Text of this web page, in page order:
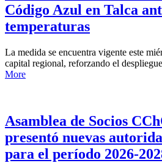
Código Azul en Talca
temperaturas
La medida se encuentra vigente este
capital regional, reforzando el
More
Asamblea de Socios
presentó nuevas
para el período 2026-